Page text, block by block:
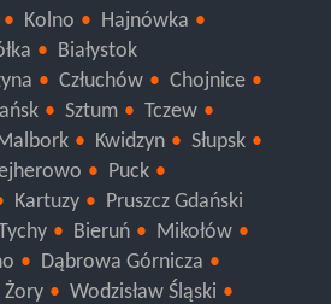
Wysokie Mazowieckie
Kolno
Hajnówka
Białystok
Człuchów
Chojnice
Sztum
Tczew
Kwidzyn
Puck
Kartuzy
Pruszcz Gdański
Bieruń
Mikołów
Dąbrowa Górnicza